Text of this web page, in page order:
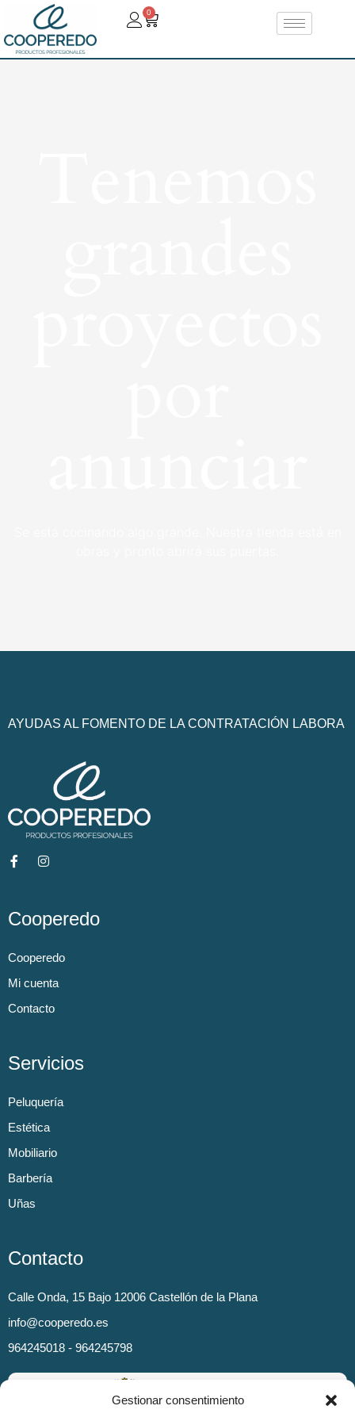
Gestionar consentimiento
0
AYUDAS AL FOMENTO DE LA CONTRATACIÓN LABORA
Cooperedo
Cooperedo
Mi cuenta
Contacto
Servicios
Peluquería
Estética
Mobiliario
Barbería
Uñas
Contacto
Calle Onda, 15 Bajo 12006 Castellón de la Plana
info@cooperedo.es
964245018 - 964245798